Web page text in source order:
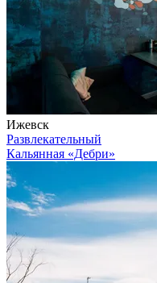
Ижевск
Развлекательный
Кальянная «Дебри»